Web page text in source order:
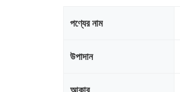
পণ্যের নাম
উপাদান